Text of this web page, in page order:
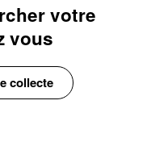
votre
vous
collecte